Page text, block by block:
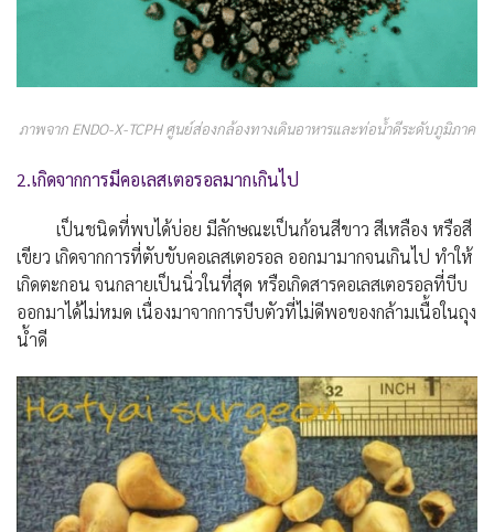
ภาพจาก ENDO-X-TCPH ศูนย์ส่องกล้องทางเดินอาหารและท่อน้ำดีระดับภูมิภาค
2.เกิดจากการมีคอเลสเตอรอลมากเกินไป
เป็นชนิดที่พบได้บ่อย มีลักษณะเป็นก้อนสีขาว สีเหลือง หรือสี
เขียว เกิดจากการที่ตับขับคอเลสเตอรอล ออกมามากจนเกินไป ทำให้
เกิดตะกอน จนกลายเป็นนิ่วในที่สุด หรือเกิดสารคอเลสเตอรอลที่บีบ
ออกมาได้ไม่หมด เนื่องมาจากการบีบตัวที่ไม่ดีพอของกล้ามเนื้อในถุง
น้ำดี